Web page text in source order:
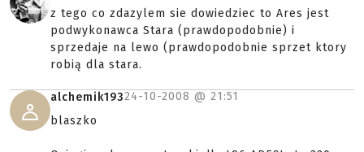
z tego co zdazylem sie dowiedziec to Ares jest
podwykonawca Stara (prawdopodobnie) i
sprzedaje na lewo (prawdopodobnie sprzet ktory
robią dla stara.
alchemik19324-10-2008 @ 21:51
blaszko